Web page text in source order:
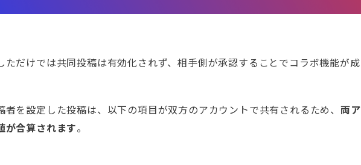
ただけでは共同投稿は有効化されず、相手側が承認することでコラボ機能が成
者を設定した投稿は、以下の項目が双方のアカウントで共有されるため、 両ア
が合算されます。